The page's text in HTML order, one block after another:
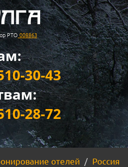
РТО 008863
30-43
28-72
отелей
Россия